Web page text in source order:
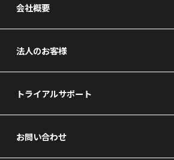
会社概要
法人のお客様
トライアルサポート
お問い合わせ